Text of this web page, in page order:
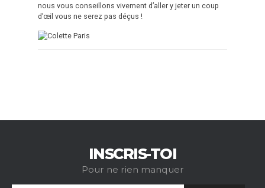
nous vous conseillons vivement d’aller y jeter un coup
d’œil vous ne serez pas déçus !
INSCRIS-TOI
Pour ne rien manquer